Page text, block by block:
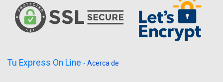
Tu Express On Line - Acerca de